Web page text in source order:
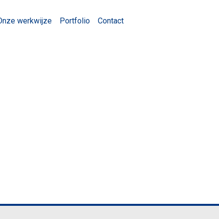
werkwijze Portfolio Contact